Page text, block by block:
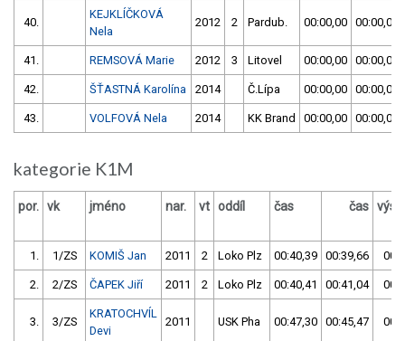
40.
KEJKLÍČKOVÁ
Nela
2012 2 Pardub. 00:00,00 00:00,00
41. REMSOVÁ Marie 2012 3 Litovel 00:00,00 00:00,00
42. ŠŤASTNÁ Karolína 2014 Č.Lípa 00:00,00 00:00,00
43. VOLFOVÁ Nela 2014 KK Brand 00:00,00 00:00,00
kategorie K1M
por. vk jméno nar. vt oddíl čas čas
1. 1/ZS KOMIŠ Jan 2011 2 Loko Plz 00:40,39 00:39,66
2. 2/ZS ČAPEK Jiří 2011 2 Loko Plz 00:40,41 00:41,04
3. 3/ZS
KRATOCHVÍL
Devi
2011 USK Pha 00:47,30 00:45,47